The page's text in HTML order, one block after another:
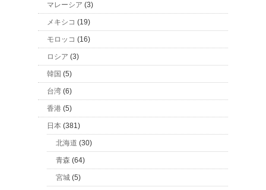
マレーシア (3)
メキシコ (19)
モロッコ (16)
ロシア (3)
韓国 (5)
台湾 (6)
香港 (5)
日本 (381)
北海道 (30)
青森 (64)
宮城 (5)